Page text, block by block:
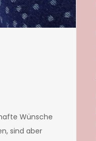
Wünsche
sind aber